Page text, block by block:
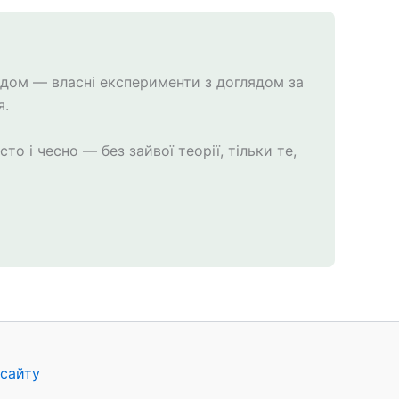
— власні експерименти з доглядом за
і чесно — без зайвої теорії, тільки те,